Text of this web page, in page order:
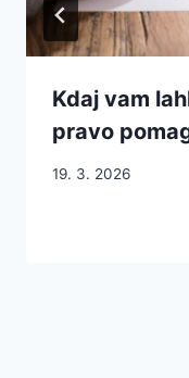
Kdaj vam
pravo
19. 3. 2026